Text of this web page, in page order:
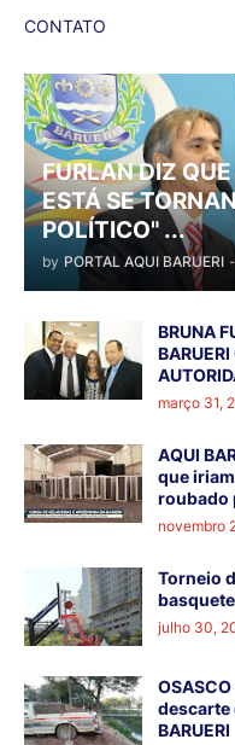
CONTATO
FURLAN DIZ
ESTÁ SE
POLÍTICO" ...
by PORTAL AQUI BARUERI -
BRUNA
março 31,
AQUI
que
roubado
novembro
Torneio
basquete
julho 30,
descarte
BARUERI